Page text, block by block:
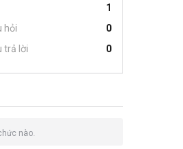
1
hỏi
0
trả lời
0
nào.